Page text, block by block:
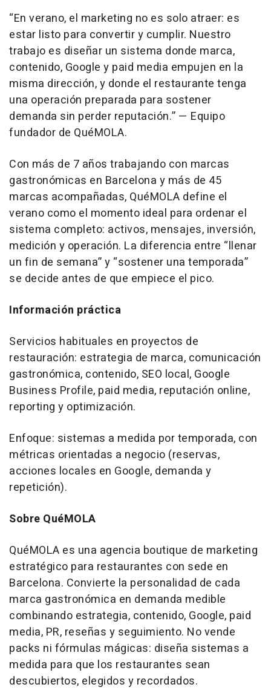
“En verano, el marketing no es solo atraer: es
estar listo para convertir y cumplir. Nuestro
trabajo es diseñar un sistema donde marca,
contenido, Google y paid media empujen en la
misma dirección, y donde el restaurante tenga
una operación preparada para sostener
demanda sin perder reputación.” — Equipo
fundador de QuéMOLA.
Con más de 7 años trabajando con marcas
gastronómicas en Barcelona y más de 45
marcas acompañadas, QuéMOLA define el
verano como el momento ideal para ordenar el
sistema completo: activos, mensajes, inversión,
medición y operación. La diferencia entre “llenar
un fin de semana” y “sostener una temporada”
se decide antes de que empiece el pico.
Información práctica
Servicios habituales en proyectos de
restauración: estrategia de marca, comunicación
gastronómica, contenido, SEO local, Google
Business Profile, paid media, reputación online,
reporting y optimización.
Enfoque: sistemas a medida por temporada, con
métricas orientadas a negocio (reservas,
acciones locales en Google, demanda y
repetición).
Sobre QuéMOLA
QuéMOLA es una agencia boutique de marketing
estratégico para restaurantes con sede en
Barcelona. Convierte la personalidad de cada
marca gastronómica en demanda medible
combinando estrategia, contenido, Google, paid
media, PR, reseñas y seguimiento. No vende
packs ni fórmulas mágicas: diseña sistemas a
medida para que los restaurantes sean
descubiertos, elegidos y recordados.